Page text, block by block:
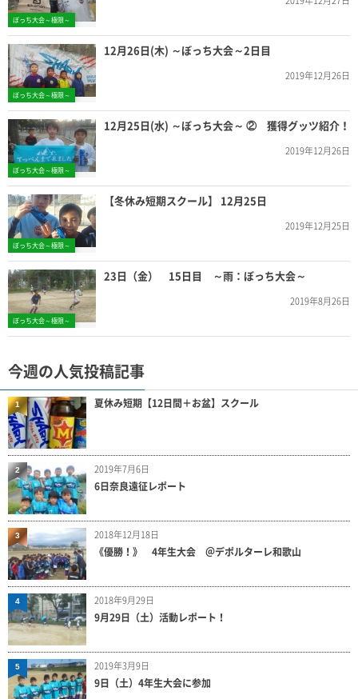
ぼっち大会～極限～
ぼっち大会～極限～
12月26日(木) ～ぼっち大会～2日目
2019年12月26日
ぼっち大会～極限～
12月25日(水) ～ぼっち大会～ ② 獲得グッツ紹介！
2019年12月26日
ぼっち大会～極限～
【冬休み短期スクール】 12月25日
2019年12月25日
ぼっち大会～極限～
23日（金） 15日目 ～雨：ぼっち大会～
2019年8月26日
今週の人気投稿記事
夏休み短期【12日間＋お盆】スクール
1
2019年7月6日
6日奈良遠征レポート
2
2018年12月18日
《優勝！》 4年生大会 ＠デポルターレ和歌山
3
2018年9月29日
9月29日（土）活動レポート！
4
2019年3月9日
9日（土）4年生大会に参加
5